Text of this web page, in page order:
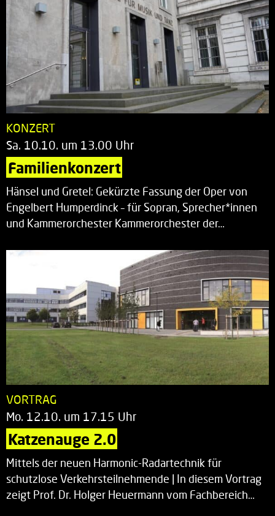
KONZERT
Sa. 10.10. um 13.00 Uhr
Familienkonzert
Hänsel und Gretel: Gekürzte Fassung der Oper von
Engelbert Humperdinck – für Sopran, Sprecher*innen
und Kammerorchester Kammerorchester der…
VORTRAG
Mo. 12.10. um 17.15 Uhr
Katzenauge 2.0
Mittels der neuen Harmonic-Radartechnik für
schutzlose Verkehrsteilnehmende | In diesem Vortrag
zeigt Prof. Dr. Holger Heuermann vom Fachbereich…